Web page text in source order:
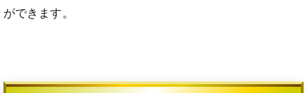
ができます。